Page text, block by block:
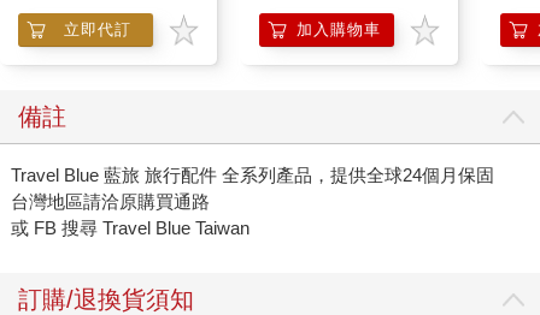
立即代訂 加入購物車
備註
Travel Blue 藍旅 旅行配件 全系列產品，提供全球24個月保固
台灣地區請洽原購買通路
或 FB 搜尋 Travel Blue Taiwan
訂購/退換貨須知